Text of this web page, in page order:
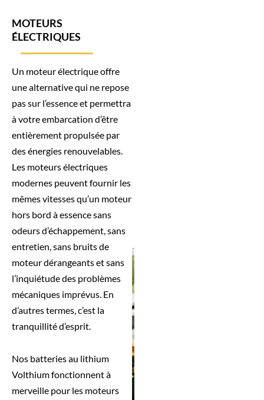
MOTEURS
ÉLECTRIQUES
Un moteur électrique offre
une alternative qui ne repose
pas sur l’essence et permettra
à votre embarcation d’être
entièrement propulsée par
des énergies renouvelables.
Les moteurs électriques
modernes peuvent fournir les
mêmes vitesses qu’un moteur
hors bord à essence sans
odeurs d’échappement, sans
entretien, sans bruits de
moteur dérangeants et sans
l’inquiétude des problèmes
mécaniques imprévus. En
d’autres termes, c’est la
tranquillité d’esprit.
Nos batteries au lithium
Volthium fonctionnent à
merveille pour les moteurs